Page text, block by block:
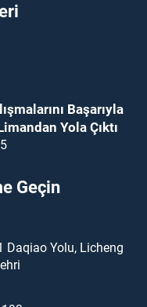
Başarıyla
Yola Çıktı
Geçin
Daqiao Yolu, Licheng